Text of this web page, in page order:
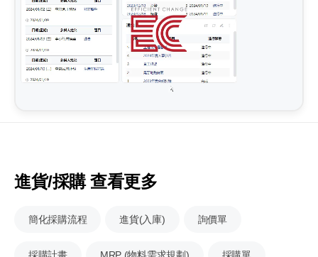
進貨/採購 查看更多
簡化採購流程 進貨(入庫) 詢價單